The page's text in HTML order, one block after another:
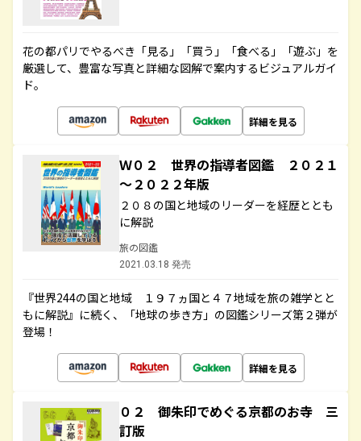
花の都パリでやるべき「見る」「買う」「食べる」「遊ぶ」を
厳選して、豊富な写真と詳細な図解で案内するビジュアルガイ
ド。
詳細を見る
Ｗ０２ 世界の指導者図鑑 ２０２１
～２０２２年版
２０８の国と地域のリーダーを経歴ととも
に解説
旅の図鑑
2021.03.18 発売
『世界244の国と地域 １９７ヵ国と４７地域を旅の雑学とと
もに解説』に続く、「地球の歩き方」の図鑑シリーズ第２弾が
登場！
詳細を見る
０２ 御朱印でめぐる京都のお寺 三
訂版